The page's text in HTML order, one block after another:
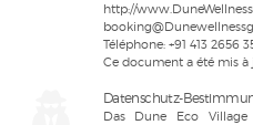
http://
Téléphone: +91 413 2656
Ce document a été mis à
Datenschutz-
Das Dune Eco